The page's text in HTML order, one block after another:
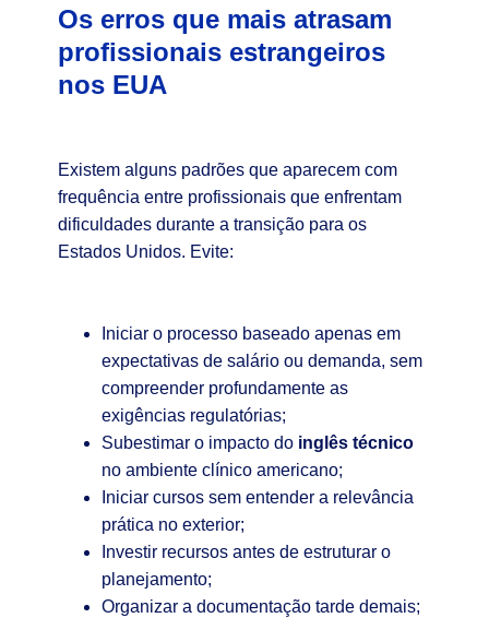
Os erros que mais atrasam
profissionais estrangeiros
nos EUA
Existem alguns padrões que aparecem com
frequência entre profissionais que enfrentam
dificuldades durante a transição para os
Estados Unidos. Evite:
Iniciar o processo baseado apenas em
expectativas de salário ou demanda, sem
compreender profundamente as
exigências regulatórias;
Subestimar o impacto do inglês técnico
no ambiente clínico americano;
Iniciar cursos sem entender a relevância
prática no exterior;
Investir recursos antes de estruturar o
planejamento;
Organizar a documentação tarde demais;